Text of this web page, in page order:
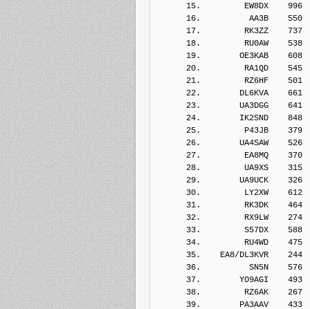
15.         EW8DX    996
16.          AA3B    550
17.         RK3ZZ    737
18.         RU0AW    538
19.        OE3KAB    608
20.         RA1QD    545
21.         RZ6HF    501
22.        DL6KVA    661
23.        UA3DGG    641
24.        IK2SND    848
25.         P43JB    379
26.        UA4SAW    526
27.         EA8MQ    370
28.         UA9XS    315
29.        UA9UCK    326
30.         LY2XW    612
31.         RK3DK    464
32.         RX9LW    274
33.         S57DX    588
34.         RU4WD    475
35.    EA8/DL3KVR    244
36.          SN5N    576
37.        YO9AGI    493
38.         RZ6AK    267
39.        PA3AAV    433